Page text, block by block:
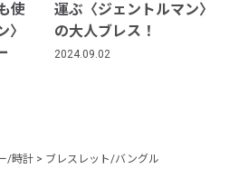
使
運ぶ〈ジェントルマン〉
の大人ブレス！
2024.09.02
/時計 > ブレスレット/バングル